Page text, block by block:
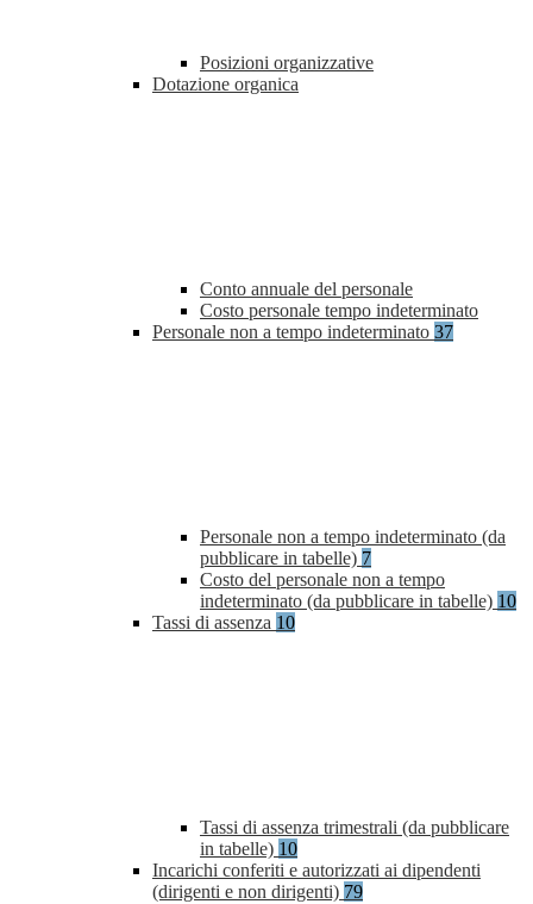
Posizioni organizzative
Dotazione organica
Conto annuale del personale
Costo personale tempo indeterminato
Personale non a tempo indeterminato 37
Personale non a tempo indeterminato (da
pubblicare in tabelle) 7
Costo del personale non a tempo
indeterminato (da pubblicare in tabelle) 10
Tassi di assenza 10
Tassi di assenza trimestrali (da pubblicare
in tabelle) 10
Incarichi conferiti e autorizzati ai dipendenti
(dirigenti e non dirigenti) 79